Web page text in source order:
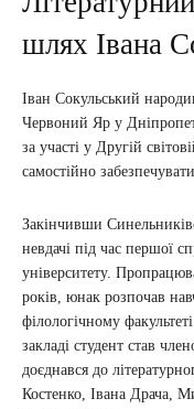
шлях Івана
Іван Сокульський
Червоний Яр у
за участі у Другій
самостійно
Закінчивши
невдачі під час першої
університету.
років, юнак розпочав
філологічному
закладі студент став
доєднався до
Костенко, Івана Драча,